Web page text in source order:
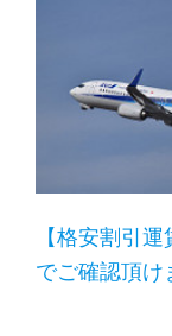
【格安割引
でご確認頂け